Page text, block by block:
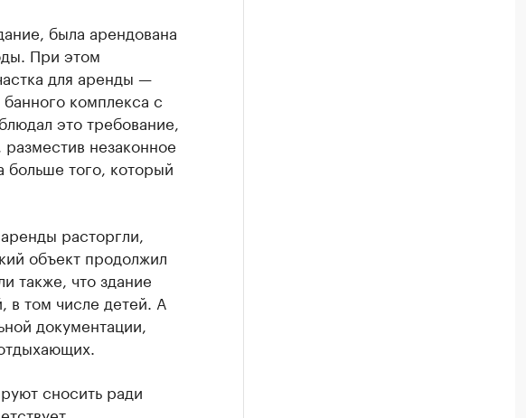
была арендована
При этом
для аренды —
комплекса с
это требование,
незаконное
больше того, который
расторгли,
объект продолжил
также, что здание
в том числе детей. А
документации,
сносить ради